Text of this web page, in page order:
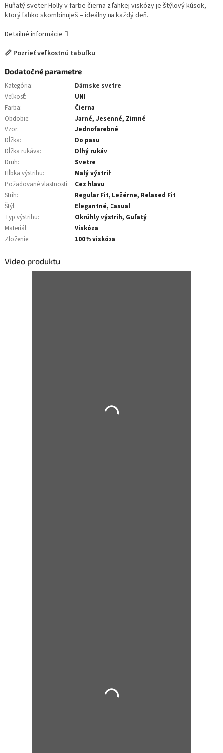
Huňatý sveter Holly v farbe čierna z ľahkej viskózy je štýlový kúsok,
ktorý ľahko skombinuješ – ideálny na každý deň.
Detailné informácie
📏 Pozrieť veľkostnú tabuľku
Dodatočné parametre
Kategória:
Dámske svetre
Veľkosť:
UNI
Farba:
Čierna
Obdobie:
Jarné, Jesenné, Zimné
Vzor:
Jednofarebné
Dĺžka:
Do pasu
Dĺžka rukáva:
Dlhý rukáv
Druh:
Svetre
Hĺbka výstrihu:
Malý výstrih
Požadované vlastnosti:
Cez hlavu
Strih:
Regular Fit, Ležérne, Relaxed Fit
Štýl:
Elegantné, Casual
Typ výstrihu:
Okrúhly výstrih, Guľatý
Materiál:
Viskóza
Zloženie: 100% viskóza
Video produktu